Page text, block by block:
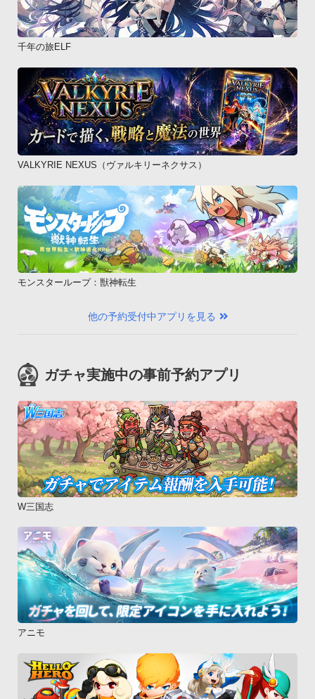
千年の旅ELF
VALKYRIE NEXUS（ヴァルキリーネクサス）
モンスターループ：獣神転生
他の予約受付中アプリを見る
ガチャ実施中の事前予約アプリ
W三国志
アニモ